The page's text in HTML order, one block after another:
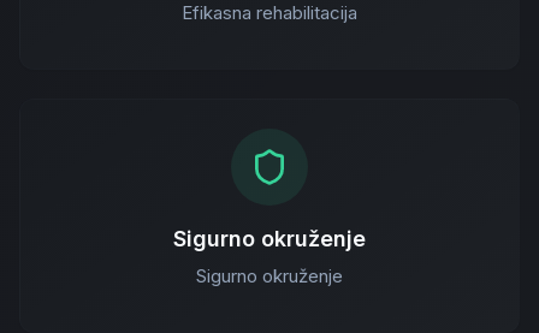
Efikasna rehabilitacija
Sigurno okruženje
Sigurno okruženje